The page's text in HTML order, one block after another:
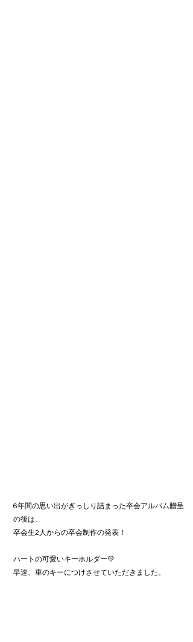
6年間の思い出がぎっしり詰まった卒会アルバム贈呈
の後は、
卒会生2人からの卒会制作の発表！
ハートの可愛いキーホルダー💛
早速、車のキーにつけさせていただきました。